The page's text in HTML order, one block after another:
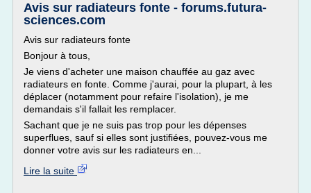
Avis sur radiateurs fonte - forums.futura-
sciences.com
Avis sur radiateurs fonte
Bonjour à tous,
Je viens d'acheter une maison chauffée au gaz avec
radiateurs en fonte. Comme j'aurai, pour la plupart, à les
déplacer (notamment pour refaire l'isolation), je me
demandais s'il fallait les remplacer.
Sachant que je ne suis pas trop pour les dépenses
superflues, sauf si elles sont justifiées, pouvez-vous me
donner votre avis sur les radiateurs en...
Lire la suite